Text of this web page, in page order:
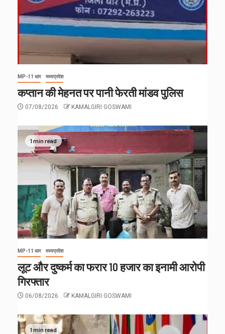
MP-11 धार मध्यप्रदेश
कप्तान की मेहनत पर पानी फेरती मांडव पुलिस
07/08/2026 KAMALGIRI GOSWAMI
1 min read
MP-11 धार मध्यप्रदेश
लूट और दुष्कर्म का फरार 10 हजार का इनामी आरोपी
गिरफ्तार
06/08/2026 KAMALGIRI GOSWAMI
1 min read